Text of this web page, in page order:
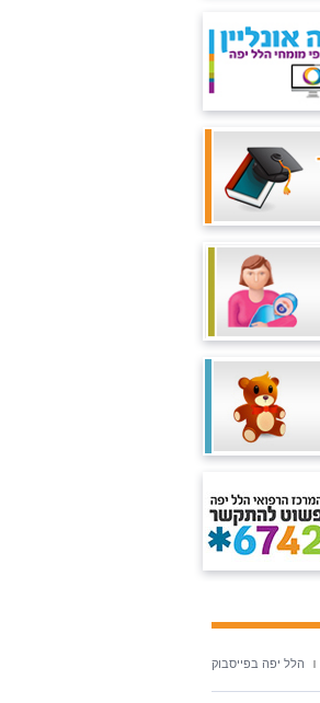
הלל יפה בפייסבוק